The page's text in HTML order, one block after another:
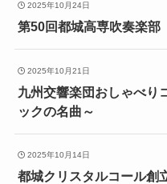
2025年10月24日
第50回都城高専吹奏楽
2025年10月21日
九州交響楽団おしゃべり
ックの名曲～
2025年10月14日
都城クリスタルコール創